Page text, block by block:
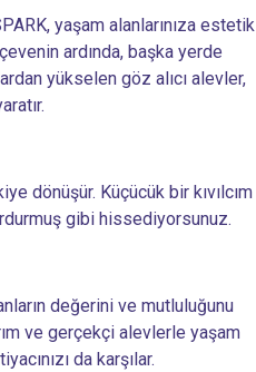
yaşam alanlarınıza estetik
ardında, başka yerde
yükselen göz alıcı alevler,
dönüşür. Küçücük bir kıvılcım
gibi hissediyorsunuz.
değerini ve mutluluğunu
ve gerçekçi alevlerle yaşam
da karşılar.